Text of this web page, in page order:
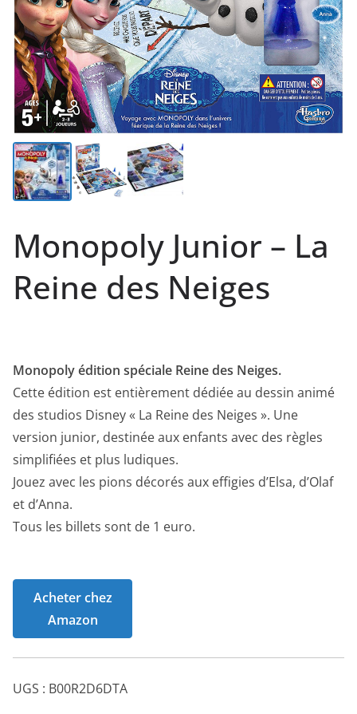
Monopoly Junior – La
Reine des Neiges
Monopoly édition spéciale Reine des Neiges.
Cette édition est entièrement dédiée au dessin animé
des studios Disney « La Reine des Neiges ». Une
version junior, destinée aux enfants avec des règles
simplifiées et plus ludiques.
Jouez avec les pions décorés aux effigies d’Elsa, d’Olaf
et d’Anna.
Tous les billets sont de 1 euro.
Acheter chez
Amazon
UGS : B00R2D6DTA